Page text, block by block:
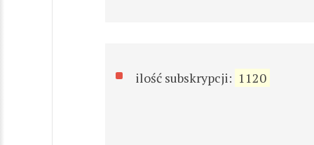
ilość subskrypcji: 1120